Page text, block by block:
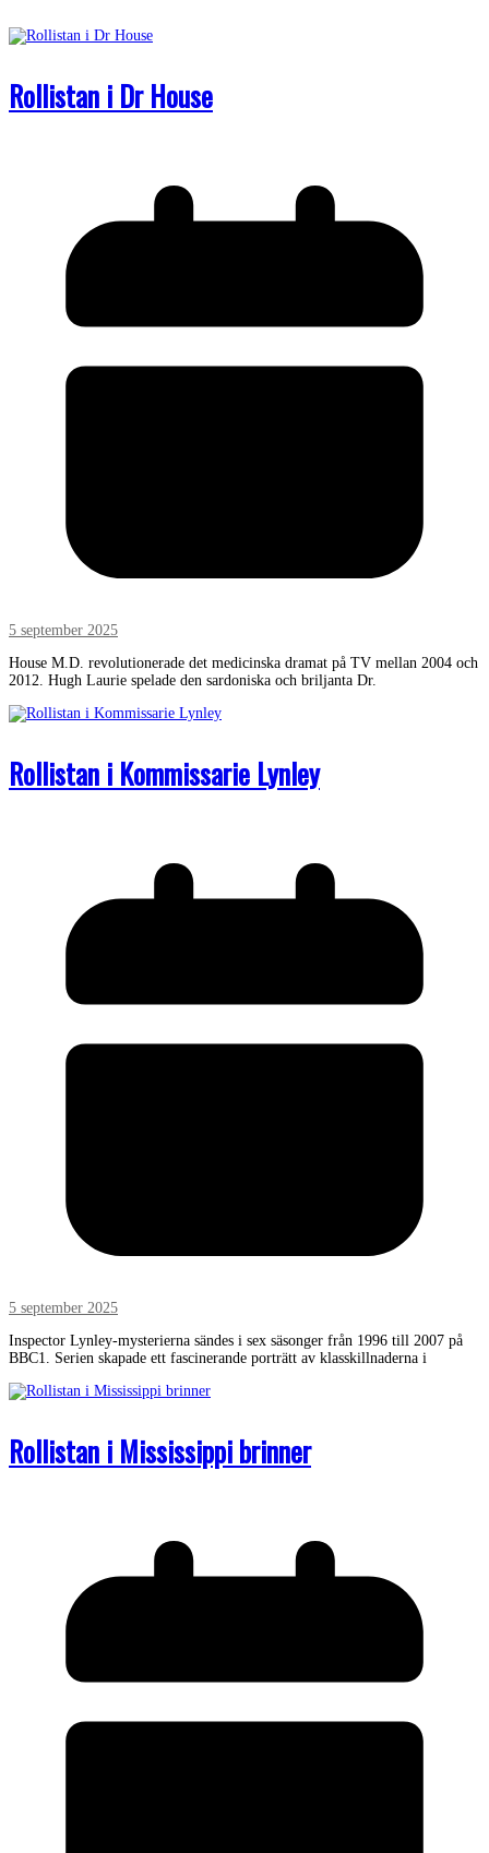
Rollistan i Dr House
5 september 2025
House M.D. revolutionerade det medicinska dramat på TV mellan 2004 och
2012. Hugh Laurie spelade den sardoniska och briljanta Dr.
Rollistan i Kommissarie Lynley
5 september 2025
Inspector Lynley-mysterierna sändes i sex säsonger från 1996 till 2007 på
BBC1. Serien skapade ett fascinerande porträtt av klasskillnaderna i
Rollistan i Mississippi brinner